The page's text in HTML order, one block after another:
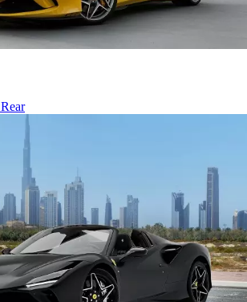
Rear